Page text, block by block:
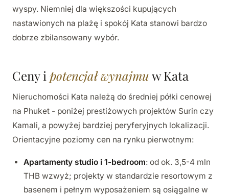
wyspy. Niemniej dla większości kupujących
nastawionych na plażę i spokój Kata stanowi bardzo
dobrze zbilansowany wybór.
Ceny i potencjał wynajmuw Kata
Nieruchomości Kata należą do średniej półki cenowej
na Phuket - poniżej prestiżowych projektów Surin czy
Kamali, a powyżej bardziej peryferyjnych lokalizacji.
Orientacyjne poziomy cen na rynku pierwotnym:
Apartamenty studio i 1-bedroom: od ok. 3,5-4 mln
THB wzwyż; projekty w standardzie resortowym z
basenem i pełnym wyposażeniem są osiągalne w